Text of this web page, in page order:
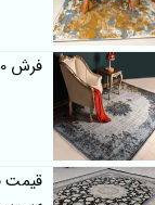
فرش 700 شانه زیر قیمتی